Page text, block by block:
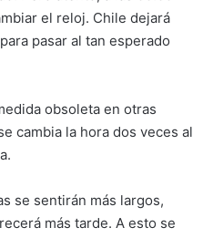
el reloj. Chile dejará
pasar al tan esperado
obsoleta en otras
cambia la hora dos veces al
se sentirán más largos,
más tarde. A esto se